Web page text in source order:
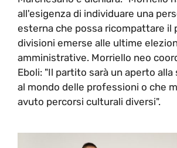
all'esigenza di individuare una
esterna che possa ricompattare il
divisioni emerse alle ultime
amministrative. Morriello neo
Eboli: "Il partito sarà un aperto alla
al mondo delle professioni o che
avuto percorsi culturali diversi".